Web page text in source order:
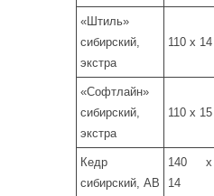
«Штиль»
сибирский,
экстра
110 х 14
«Софтлайн»
сибирский,
экстра
110 х 15
Кедр
сибирский, АВ
140 х
14